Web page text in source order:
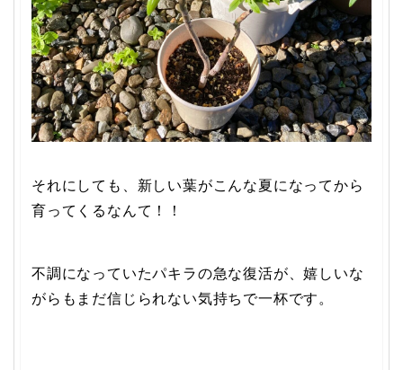
それにしても、新しい葉がこんな夏になってから
育ってくるなんて！！
不調になっていたパキラの急な復活が、嬉しいな
がらもまだ信じられない気持ちで一杯です。